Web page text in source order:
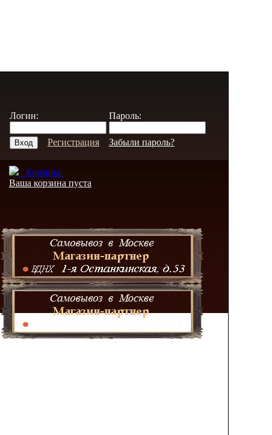
Логин: Пароль:
Регистрация Забыли пароль?
Корзина:
Ваша корзина пуста